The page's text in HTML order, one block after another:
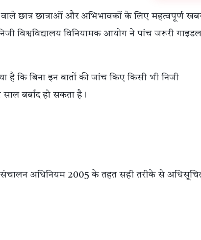
छात्र छात्राओं और अभिभावकों के लिए महत्वपूर्ण
विश्वविद्यालय विनियामक आयोग ने पांच जरूरी
है कि बिना इन बातों की जांच किए किसी भी निजी
बर्बाद हो सकता है।
एवं संचालन अधिनियम 2005 के तहत सही तरीके से